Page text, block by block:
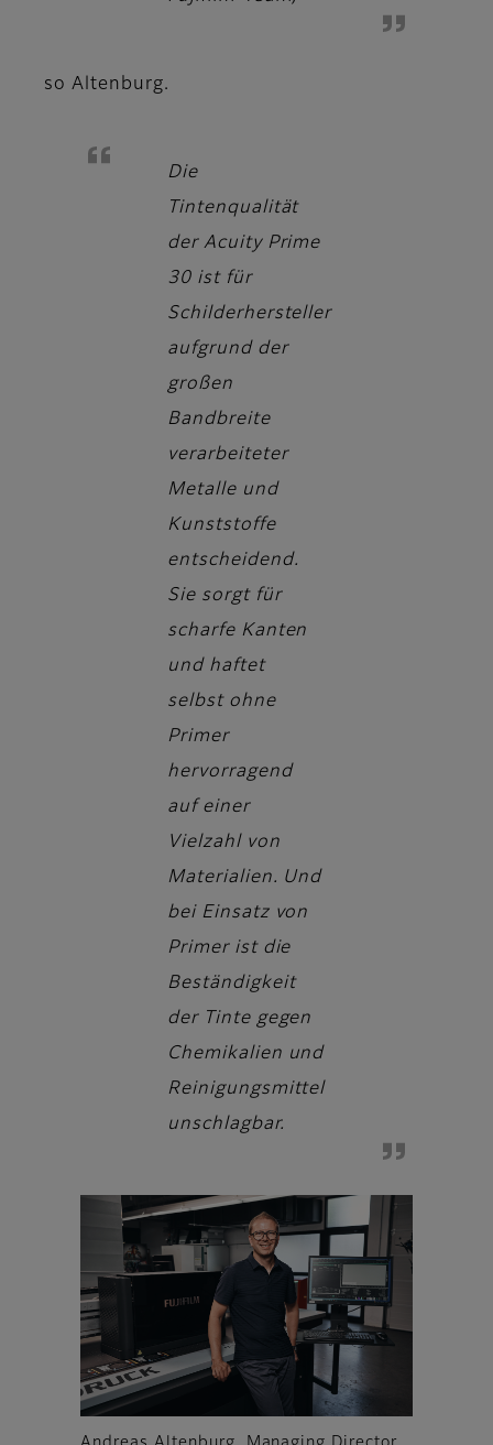
so Altenburg.
Die
Tintenqualität
der Acuity Prime
30 ist für
Schilderhersteller
aufgrund der
großen
Bandbreite
verarbeiteter
Metalle und
Kunststoffe
entscheidend.
Sie sorgt für
scharfe Kanten
und haftet
selbst ohne
Primer
hervorragend
auf einer
Vielzahl von
Materialien. Und
bei Einsatz von
Primer ist die
Beständigkeit
der Tinte gegen
Chemikalien und
Reinigungsmittel
unschlagbar.